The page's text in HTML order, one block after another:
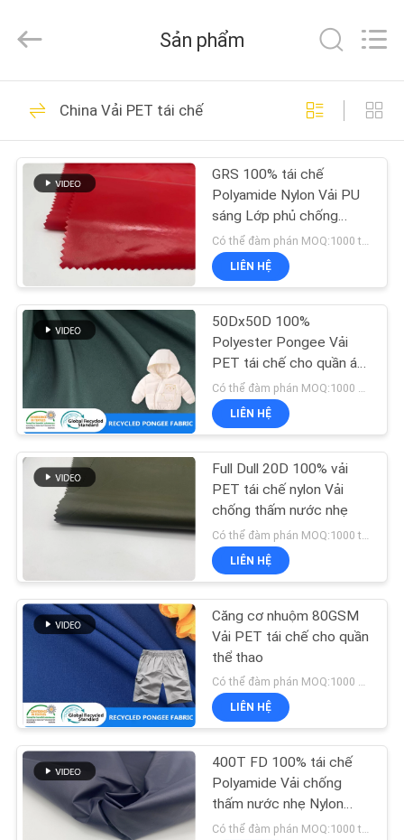
TRANG
CHỦ
CÁC
SẢN
PHẨM
VỀ
CHÚNG
TÔI
THAM
QUAN
NHÀ
KIỂM
SOÁT
CHẤT
LIÊN
HỆ
CHÚNG
TÔI
Jingang
Textile
Rights
Vải ngoài trời
thoáng khí
59
Vải chống mài mòn
ngoài trời
48
Vải chống thấm
Tái chế chai nhựa
vải
62
Sản phẩm
China Vải PET tái chế
GRS 100% tái chế
Polyamide Nylon Vải PU
sáng Lớp phủ chống
thấm cho áo khoác mùa
đông
Có thể đàm phán MOQ:1000 triệu tấn
LIÊN HỆ
50Dx50D 100%
Polyester Pongee Vải
PET tái chế cho quần áo
áo khoác mùa đông
LIÊN HỆ
Full Dull 20D 100% vải
PET tái chế nylon Vải
chống thấm nước nhẹ
LIÊN HỆ
Căng cơ nhuộm 80GSM
Vải PET tái chế cho quần
thể thao
Có thể đàm phán MOQ:1000 MTRS
LIÊN HỆ
400T FD 100% tái chế
Polyamide Vải chống
thấm nước nhẹ Nylon
Down Chất liệu vải
Có thể đàm phán MOQ:1000 triệu tấn